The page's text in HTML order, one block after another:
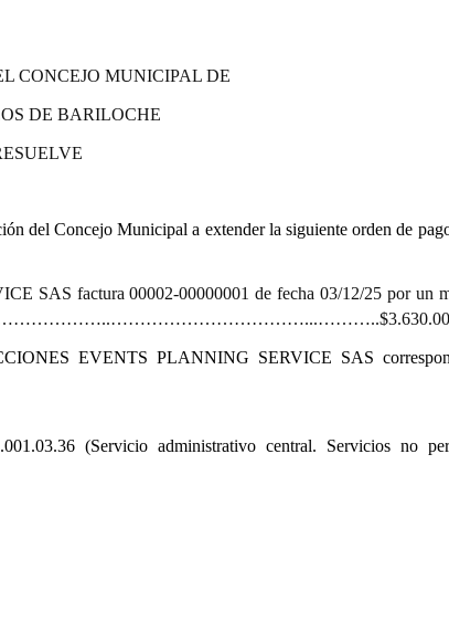
CONCEJO MUNICIPAL DE
DE BARILOCHE
del Concejo Municipal a extender la siguiente orden de
SAS factura 00002-00000001 de fecha 03/12/25 por un
EVENTS PLANNING SERVICE SAS
(Servicio administrativo central. Servicios no